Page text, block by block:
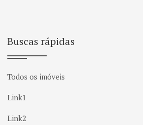
Buscas rápidas
Todos os imóveis
Link1
Link2